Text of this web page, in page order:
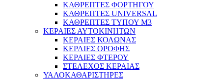
ΚΑΘΡΕΠΤΕΣ ΦΟΡΤΗΓΟΥ
ΚΑΘΡΕΠΤΕΣ UNIVERSAL
ΚΑΘΡΕΠΤΕΣ ΤΥΠΟΥ Μ3
ΚΕΡΑΙΕΣ ΑΥΤΟΚΙΝΗΤΩΝ
ΚΕΡΑΙΕΣ ΚΟΛΩΝΑΣ
ΚΕΡΑΙΕΣ ΟΡΟΦΗΣ
ΚΕΡΑΙΕΣ ΦΤΕΡΟΥ
ΣΤΕΛΕΧΟΣ ΚΕΡΑΙΑΣ
ΥΑΛΟΚΑΘΑΡΙΣΤΗΡΕΣ